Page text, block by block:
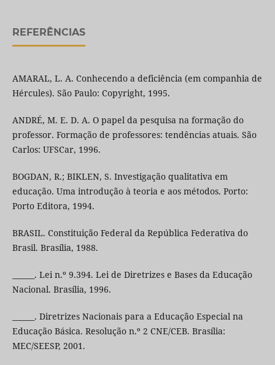
REFERÊNCIAS
AMARAL, L. A. Conhecendo a deficiência (em companhia de
Hércules). São Paulo: Copyright, 1995.
ANDRÉ, M. E. D. A. O papel da pesquisa na formação do
professor. Formação de professores: tendências atuais. São
Carlos: UFSCar, 1996.
BOGDAN, R.; BIKLEN, S. Investigação qualitativa em
educação. Uma introdução à teoria e aos métodos. Porto:
Porto Editora, 1994.
BRASIL. Constituição Federal da República Federativa do
Brasil. Brasília, 1988.
______. Lei n.º 9.394. Lei de Diretrizes e Bases da Educação
Nacional. Brasília, 1996.
______. Diretrizes Nacionais para a Educação Especial na
Educação Básica. Resolução n.º 2 CNE/CEB. Brasília:
MEC/SEESP, 2001.